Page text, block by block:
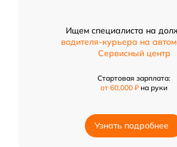
Ищем специалиста на
водителя-курьера на
Сервисный центр
Стартовая зарплата:
от 60,000 ₽ на руки
Узнать подробнее